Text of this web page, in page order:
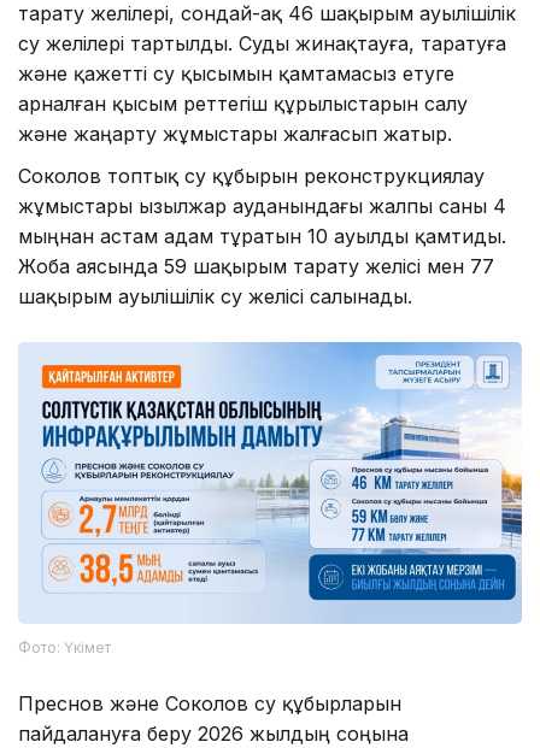
тарату желілері, сондай-ақ 46 шақырым ауылішілік
су желілері тартылды. Суды жинақтауға, таратуға
және қажетті су қысымын қамтамасыз етуге
арналған қысым реттегіш құрылыстарын салу
және жаңарту жұмыстары жалғасып жатыр.
Соколов топтық су құбырын реконструкциялау
жұмыстары Қызылжар ауданындағы жалпы саны 4
мыңнан астам адам тұратын 10 ауылды қамтиды.
Жоба аясында 59 шақырым тарату желісі мен 77
шақырым ауылішілік су желісі салынады.
Фото: Үкімет
Преснов және Соколов су құбырларын
пайдалануға беру 2026 жылдың соңына